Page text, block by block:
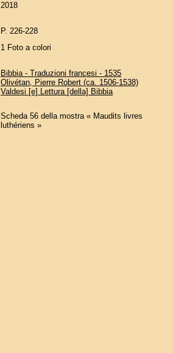
2018
P. 226-228
1 Foto a colori
Bibbia - Traduzioni francesi - 1535
Olivétan, Pierre Robert (ca. 1506-1538)
Valdesi [e] Lettura [della] Bibbia
Scheda 56 della mostra « Maudits livres
luthériens »